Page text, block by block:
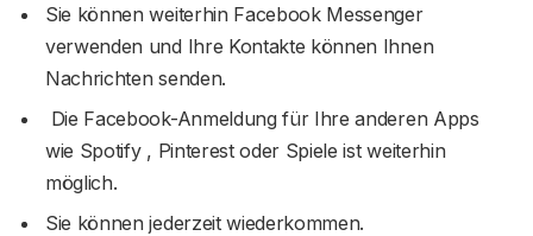
Sie können weiterhin Facebook Messenger
verwenden und Ihre Kontakte können Ihnen
Nachrichten senden.
Die Facebook-Anmeldung für Ihre anderen Apps
wie Spotify , Pinterest oder Spiele ist weiterhin
möglich.
Sie können jederzeit wiederkommen.